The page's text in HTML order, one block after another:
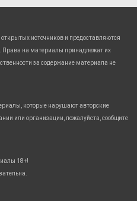
источников и предоставляются
Права на материалы принадлежат их
за содержание материала не
которые нарушают авторские
или организации, пожалуйста, сообщите
18+!